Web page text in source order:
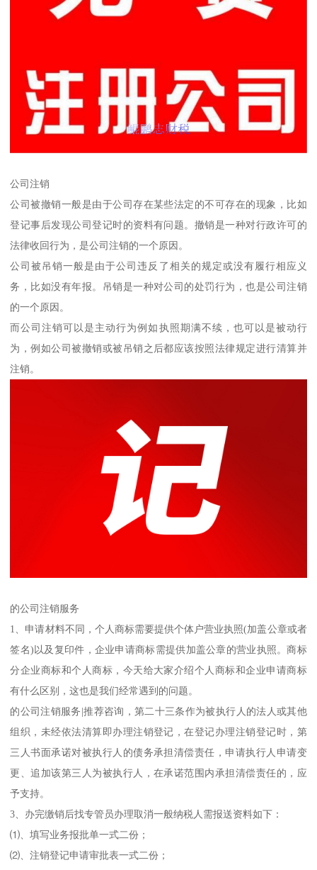
公司注销
公司被撤销一般是由于公司存在某些法定的不可存在的现象，比如
登记事后发现公司登记时的资料有问题。撤销是一种对行政许可的
法律收回行为，是公司注销的一个原因。
公司被吊销一般是由于公司违反了相关的规定或没有履行相应义
务，比如没有年报。吊销是一种对公司的处罚行为，也是公司注销
的一个原因。
而公司注销可以是主动行为例如执照期满不续，也可以是被动行
为，例如公司被撤销或被吊销之后都应该按照法律规定进行清算并
注销。
的公司注销服务
1、申请材料不同，个人商标需要提供个体户营业执照(加盖公章或者
签名)以及复印件，企业申请商标需提供加盖公章的营业执照。商标
分企业商标和个人商标，今天给大家介绍个人商标和企业申请商标
有什么区别，这也是我们经常遇到的问题。
的公司注销服务|推荐咨询，第二十三条作为被执行人的法人或其他
组织，未经依法清算即办理注销登记，在登记办理注销登记时，第
三人书面承诺对被执行人的债务承担清偿责任，申请执行人申请变
更、追加该第三人为被执行人，在承诺范围内承担清偿责任的，应
予支持。
3、办完缴销后找专管员办理取消一般纳税人需报送资料如下：
⑴、填写业务报批单一式二份；
⑵、注销登记申请审批表一式二份；